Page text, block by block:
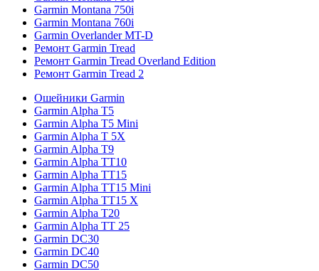
Garmin Montana 750i
Garmin Montana 760i
Garmin Overlander MT-D
Ремонт Garmin Tread
Ремонт Garmin Tread Overland Edition
Ремонт Garmin Tread 2
Ошейники Garmin
Garmin Alpha T5
Garmin Alpha T5 Mini
Garmin Alpha T 5X
Garmin Alpha T9
Garmin Alpha TT10
Garmin Alpha TT15
Garmin Alpha TT15 Mini
Garmin Alpha TT15 X
Garmin Alpha T20
Garmin Alpha TT 25
Garmin DC30
Garmin DC40
Garmin DC50